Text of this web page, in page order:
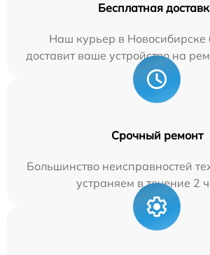
Бесплатная
Наш курьер в Новосибирске
доставит ваше устройство на
Срочный ремонт
Большинство неисправностей
устраняем в течение 2